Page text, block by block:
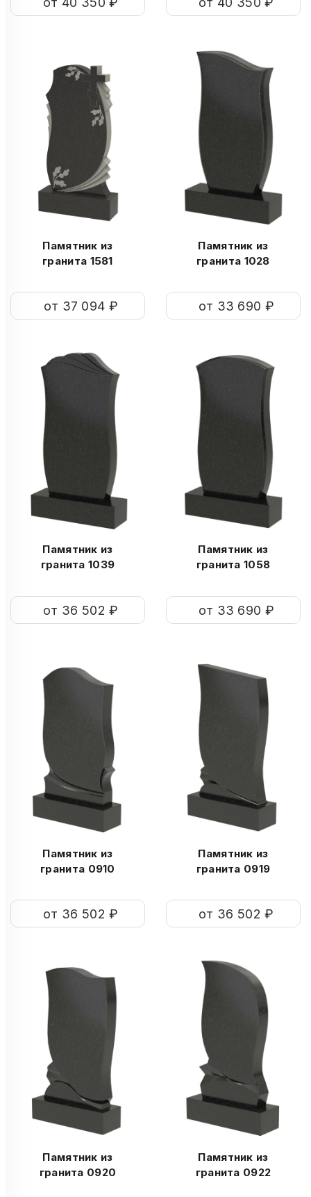
Памятник из
гранита 1581
от 37 094 ₽
Памятник из
гранита 1028
от 33 690 ₽
Памятник из
гранита 1039
от 36 502 ₽
Памятник из
гранита 1058
от 33 690 ₽
Памятник из
гранита 0910
от 36 502 ₽
Памятник из
гранита 0919
от 36 502 ₽
Памятник из
гранита 0920
Памятник из
гранита 0922